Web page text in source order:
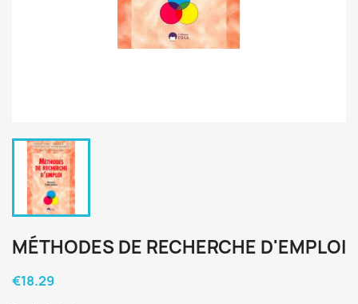
MÉTHODES DE RECHERCHE D'EMPLOI
€18.29